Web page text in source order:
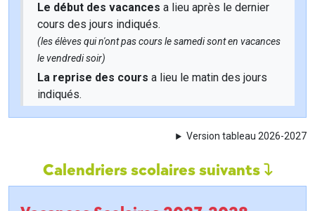
Le début des vacances a lieu après le dernier
cours des jours indiqués.
(les élèves qui n'ont pas cours le samedi sont en vacances
le vendredi soir)
La reprise des cours a lieu le matin des jours
indiqués.
Version tableau 2026-2027
Calendriers scolaires suivants